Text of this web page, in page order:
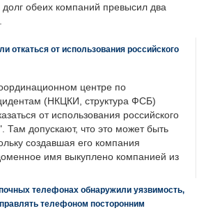
обеих компаний превысил два
откаться от использования российского
центре по
(НКЦКИ, структура ФСБ)
от использования российского
Там допускают, что это может быть
создавшая его компания
имя выкуплено компанией из
телефонах обнаружили уязвимость,
телефоном посторонним